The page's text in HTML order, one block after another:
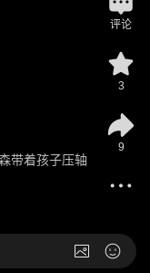
带着孩子压轴
评论
3
9